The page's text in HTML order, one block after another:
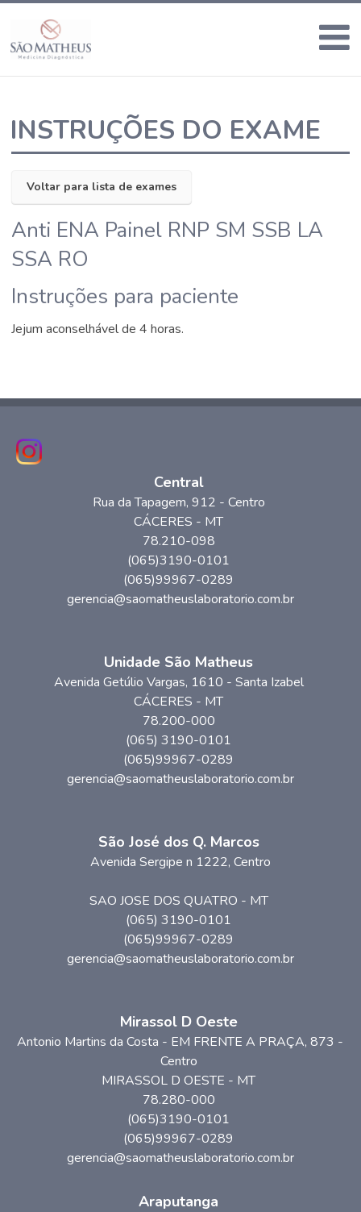
INSTRUÇÕES DO EXAME
Voltar para lista de exames
Anti ENA Painel RNP SM SSB LA
SSA RO
Instruções para paciente
Jejum aconselhável de 4 horas.
Central
Rua da Tapagem, 912 - Centro
CÁCERES - MT
78.210-098
(065)3190-0101
(065)99967-0289
gerencia@saomatheuslaboratorio.com.br
Unidade São Matheus
Avenida Getúlio Vargas, 1610 - Santa Izabel
CÁCERES - MT
78.200-000
(065) 3190-0101
(065)99967-0289
gerencia@saomatheuslaboratorio.com.br
São José dos Q. Marcos
Avenida Sergipe n 1222, Centro
SAO JOSE DOS QUATRO - MT
(065) 3190-0101
(065)99967-0289
gerencia@saomatheuslaboratorio.com.br
Mirassol D Oeste
Antonio Martins da Costa - EM FRENTE A PRAÇA, 873 -
Centro
MIRASSOL D OESTE - MT
78.280-000
(065)3190-0101
(065)99967-0289
gerencia@saomatheuslaboratorio.com.br
Araputanga